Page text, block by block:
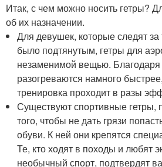
Итак, с чем можно носить гетры?
об их назначении.
Для девушек, которые следят
было подтянутым, гетры для
незаменимой вещью.
разогреваются намного
тренировка проходит в разы
Существуют спортивные гетры,
того, чтобы не дать грязи
обуви. К ней они крепятся
Те, кто ходят в походы и любят
необычный спорт, подтвердят